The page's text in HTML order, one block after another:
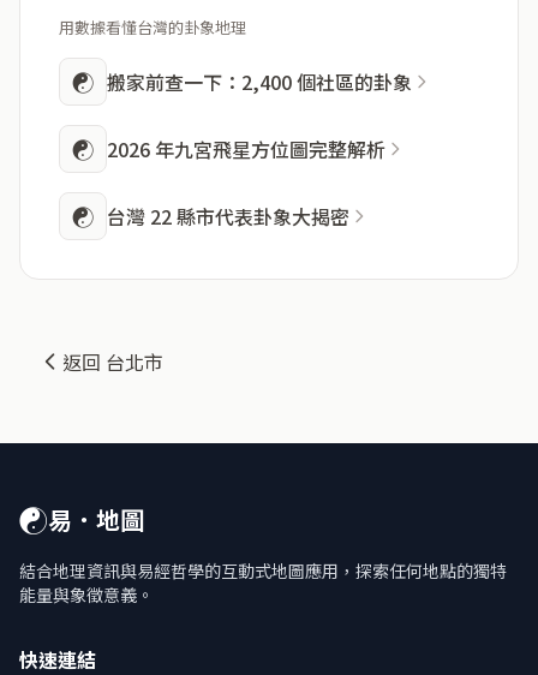
用數據看懂台灣的卦象地理
☯ 搬家前查一下：2,400 個社區的卦象
☯ 2026 年九宮飛星方位圖完整解析
☯ 台灣 22 縣市代表卦象大揭密
返回 台北市
☯易．地圖
結合地理資訊與易經哲學的互動式地圖應用，探索任何地點的獨特
能量與象徵意義。
快速連結